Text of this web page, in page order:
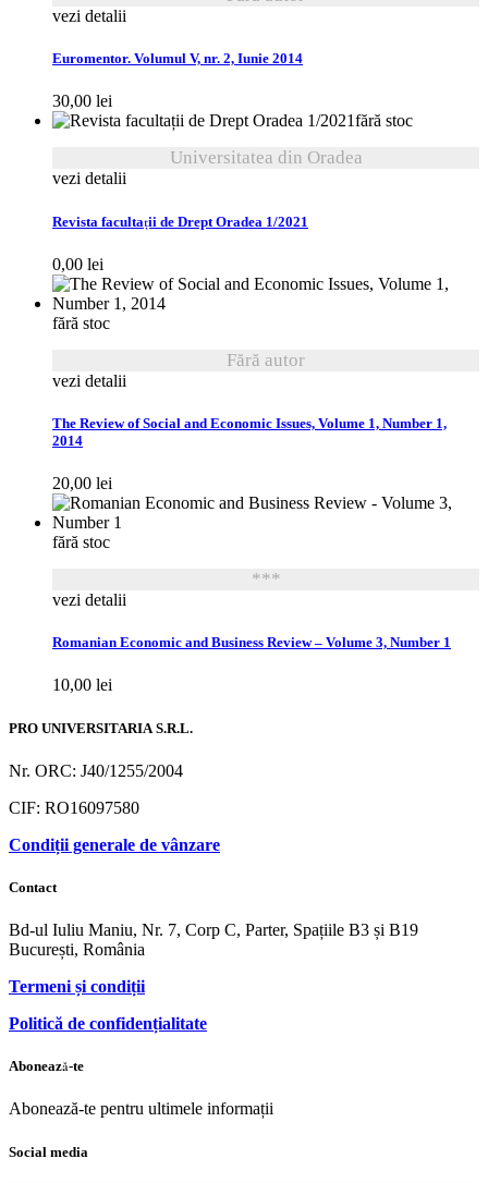
vezi detalii
Euromentor. Volumul V, nr. 2, Iunie 2014
30,00 lei
fără stoc
Universitatea din Oradea
vezi detalii
Revista facultații de Drept Oradea 1/2021
0,00 lei
fără stoc
Fără autor
vezi detalii
The Review of Social and Economic Issues, Volume 1, Number 1,
2014
20,00 lei
fără stoc
***
vezi detalii
Romanian Economic and Business Review – Volume 3, Number 1
10,00 lei
PRO UNIVERSITARIA S.R.L.
Nr. ORC: J40/1255/2004
CIF: RO16097580
Condiții generale de vânzare
Contact
Bd-ul Iuliu Maniu, Nr. 7, Corp C, Parter, Spațiile B3 și B19
București, România
Termeni și condiții
Politică de confidențialitate
Abonează-te
Abonează-te pentru ultimele informații
Social media